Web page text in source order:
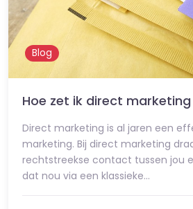
Blog
Hoe zet ik direct marketing
Direct marketing is al jaren een
marketing. Bij direct marketing
rechtstreekse contact tussen jou
dat nou via een klassieke…